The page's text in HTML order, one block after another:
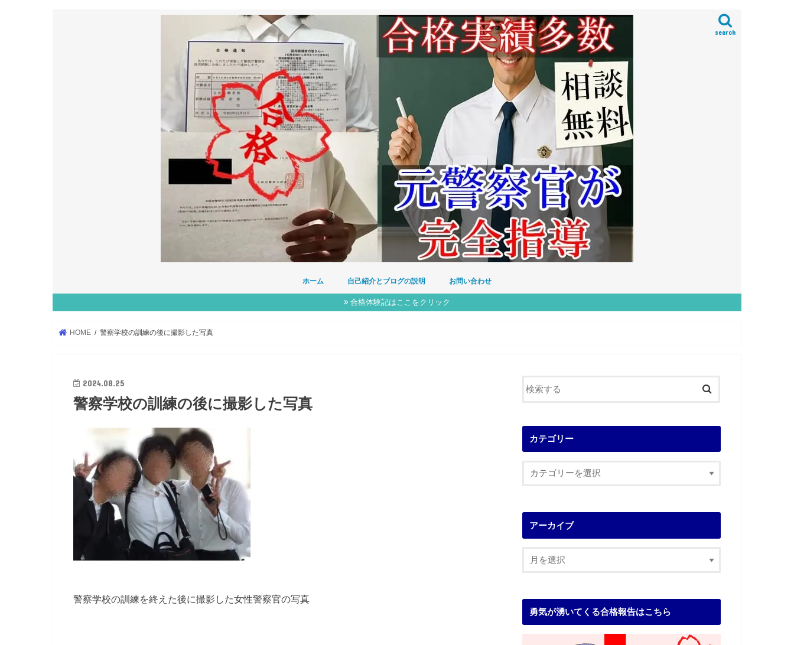
search
ホーム 自己紹介とブログの説明 お問い合わせ
合格体験記はここをクリック
HOME 警察学校の訓練の後に撮影した写真
2024.08.25
警察学校の訓練の後に撮影した写真
警察学校の訓練を終えた後に撮影した女性警察官の写真
カテゴリー
アーカイブ
勇気が湧いてくる合格報告はこちら